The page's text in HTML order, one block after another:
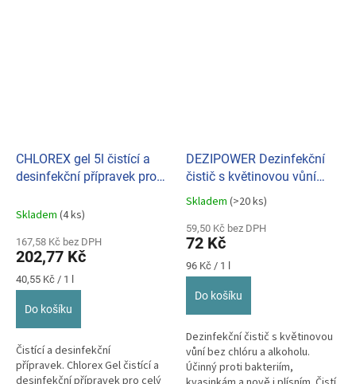
CHLOREX gel 5l čistící a
desinfekční přípravek pro
Skladem (4 ks)
167,58 Kč bez DPH
202,77 Kč
Měrná
cena:
40,55 Kč / 1 l
Do košíku
Čistící a desinfekční
přípravek. Chlorex Gel čistící a
desinfekční přípravek pro celý
DEZIPOWER Dezinfekční
čistič s květinovou vůní
750ml
Průměrné
produktu
je
5,0
z
Skladem (>20 ks)
59,50 Kč bez DPH
72 Kč
Měrná
cena:
96 Kč / 1 l
Do košíku
Dezinfekční čistič s květinovou
vůní bez chlóru a alkoholu.
Účinný proti bakteriím,